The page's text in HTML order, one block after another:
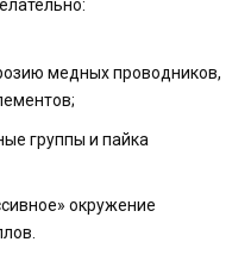
медных проводников,
группы и пайка
окружение